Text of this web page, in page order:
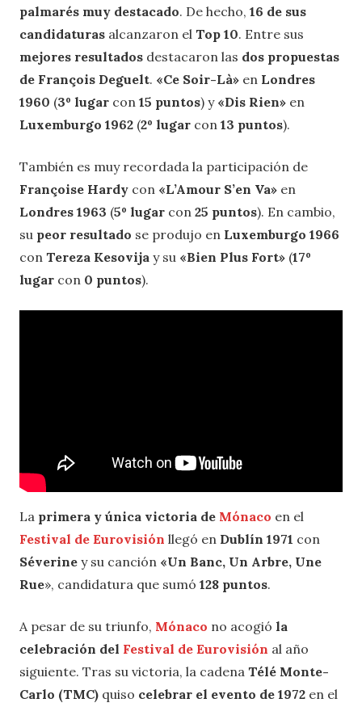
palmarés muy destacado. De hecho, 16 de sus
candidaturas alcanzaron el Top 10. Entre sus
mejores resultados destacaron las dos propuestas
de François Deguelt. «Ce Soir-Là» en Londres
1960 (3º lugar con 15 puntos) y «Dis Rien» en
Luxemburgo 1962 (2º lugar con 13 puntos).
También es muy recordada la participación de
Françoise Hardy con «L’Amour S’en Va» en
Londres 1963 (5º lugar con 25 puntos). En cambio,
su peor resultado se produjo en Luxemburgo 1966
con Tereza Kesovija y su «Bien Plus Fort» (17º
lugar con 0 puntos).
La primera y única victoria de Mónaco en el
Festival de Eurovisión llegó en Dublín 1971 con
Séverine y su canción «Un Banc, Un Arbre, Une
Rue», candidatura que sumó 128 puntos.
A pesar de su triunfo, Mónaco no acogió la
celebración del Festival de Eurovisión al año
siguiente. Tras su victoria, la cadena Télé Monte-
Carlo (TMC) quiso celebrar el evento de 1972 en el